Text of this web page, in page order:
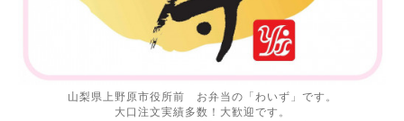
山梨県上野原市役所前 お弁当の「わいず」です。
大口注文実績多数！大歓迎です。